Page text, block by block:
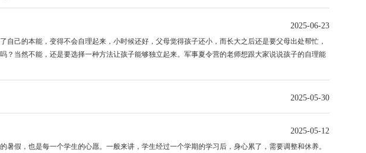
2025-06-23
己的本能，变得不会自理起来，小时候还好，父母觉得孩子还小，而长大之后还是要父母出处帮忙，
？当然不能，还是要选择一种方法让孩子能够独立起来。军事夏令营的老师想跟大家说说孩子的自理能
2025-05-30
2025-05-12
假，也是每一个学生的心愿。一般来讲，学生经过一个学期的学习后，身心累了，需要调整和休养。